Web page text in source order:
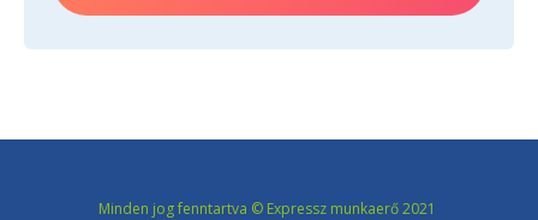
Minden jog fenntartva © Expressz munkaerő 2021